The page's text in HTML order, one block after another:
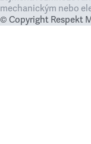
mechanickým nebo
© Copyright Respekt